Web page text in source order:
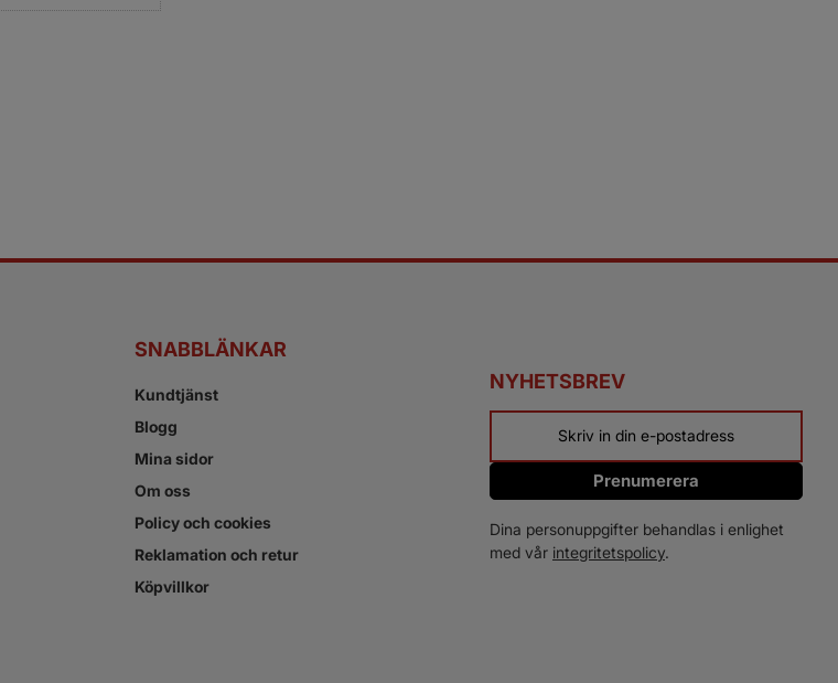
NYHETSBREV
Prenumerera
Dina personuppgifter behandlas i enlighet
med vår integritetspolicy.
SNABBLÄNKAR
Kundtjänst
Blogg
Mina sidor
Om oss
Policy och cookies
Reklamation och retur
Köpvillkor